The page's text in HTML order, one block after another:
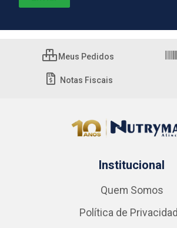
Meus Pedidos
Notas Fiscais
Institucional
Quem Somos
Política de